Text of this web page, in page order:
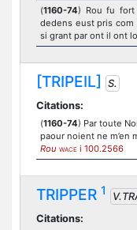
(1160-74) Rou fu fort
dedens eust pris
si grant par ont il ont
[TRIPEIL]
S.
Citations:
(1160-74) Par toute
paour noient ne m’en
Rou WACE i 100.2566
TRIPPER 1
Citations: